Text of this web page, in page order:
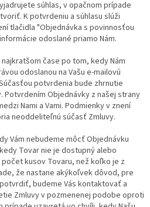
súhlas, v opačnom prípade
K potvrdeniu a súhlasu slúži
tlačidla "Objednávka s povinnosťou
odoslané priamo Nám.
najkratšom čase po tom, kedy Nám
odoslanou na Vašu e-mailovú
potvrdenia bude zhrnutie
Potvrdením Objednávky z našej strany
Nami a Vami. Podmienky v znení
neoddeliteľnú súčasť Zmluvy.
Vám nebudeme môcť Objednávku
Tovar nie je dostupný alebo
kusov Tovaru, než koľko je z
že nastane akýkoľvek dôvod, pre
budeme Vás kontaktovať a
Zmluvy v pozmenenej podobe oproti